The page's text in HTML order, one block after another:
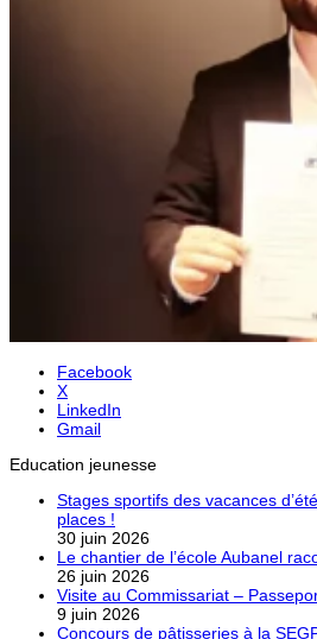
Facebook
X
LinkedIn
Gmail
Education jeunesse
Stages sportifs des vacances
places !
30 juin 2026
Le chantier de l’école Aubanel
26 juin 2026
Visite au Commissariat –
9 juin 2026
Concours de pâtisseries à la